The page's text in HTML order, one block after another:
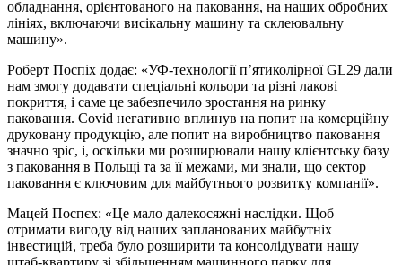
обладнання, орієнтованого на паковання, на наших обробних
лініях, включаючи висікальну машину та склеювальну
машину».
Роберт Поспіх додає: «УФ-технології п’ятиколірної GL29 дали
нам змогу додавати спеціальні кольори та різні лакові
покриття, і саме це забезпечило зростання на ринку
паковання. Covid негативно вплинув на попит на комерційну
друковану продукцію, але попит на виробництво паковання
значно зріс, і, оскільки ми розширювали нашу клієнтську базу
з паковання в Польщі та за її межами, ми знали, що сектор
паковання є ключовим для майбутнього розвитку компанії».
Мацей Поспєх: «Це мало далекосяжні наслідки. Щоб
отримати вигоду від наших запланованих майбутніх
інвестицій, треба було розширити та консолідувати нашу
штаб-квартиру зі збільшенням машинного парку для